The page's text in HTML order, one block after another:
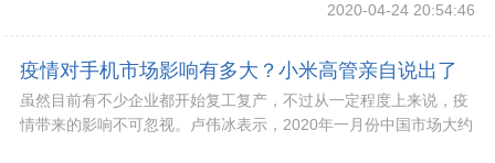
2020-04-24 20:54:46
疫情对手机市场影响有多大？小米高管亲自说出了
答案
虽然目前有不少企业都开始复工复产，不过从一定程度上来说，疫
情带来的影响不可忽视。卢伟冰表示，2020年一月份中国市场大约